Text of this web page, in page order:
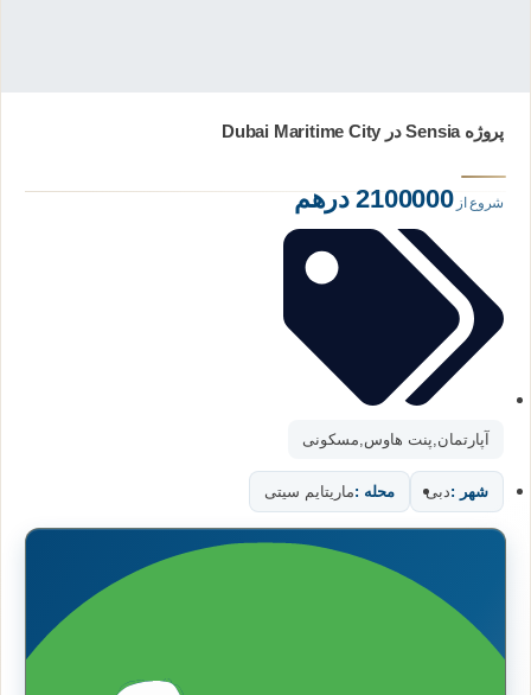
پروژه Sensia در Dubai Maritime City
شروع از 2100000 درهم
آپارتمان,پنت هاوس, مسکونی
شهر : دبی محله :ماریتایم سیتی